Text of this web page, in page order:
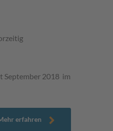
September 2018 im
erfahren